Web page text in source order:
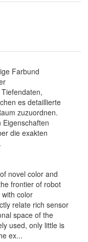
Farbund
es detaillierte
zuzuordnen.
die exakten
novel color and
frontier of robot
color
relate rich sensor
space of the
used, only little is
ex...